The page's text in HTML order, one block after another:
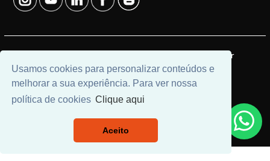
Usamos cookies para personalizar conteúdos e
melhorar a sua experiência. Para ver nossa
política de cookies Clique aqui
Aceito
© 2026 | Adim Aluguéis | CRECI: 3235J | Desenvolvido por
Universal Software.